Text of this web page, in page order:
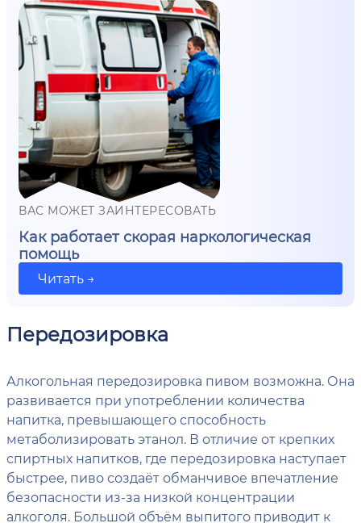
ВАС МОЖЕТ ЗАИНТЕРЕСОВАТЬ
Как работает скорая наркологическая
помощь
Читать →
Передозировка
Алкогольная передозировка пивом возможна. Она
развивается при употреблении количества
напитка, превышающего способность
метаболизировать этанол. В отличие от крепких
спиртных напитков, где передозировка наступает
быстрее, пиво создаёт обманчивое впечатление
безопасности из-за низкой концентрации
алкоголя. Большой объём выпитого приводит к